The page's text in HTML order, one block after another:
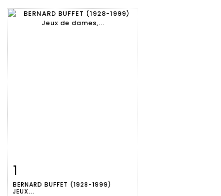
détaillée
1
BERNARD BUFFET (1928-1999)
JEUX...